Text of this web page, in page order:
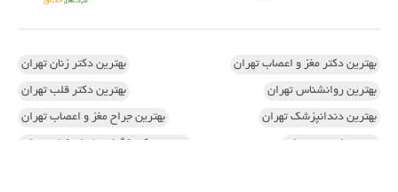
بهترین دکتر مغز و اعصاب تهران بهترین دکتر زنان تهران
بهترین روانشناس تهران بهترین دکتر قلب تهران
بهترین دندانپزشک تهران بهترین جراح مغز و اعصاب تهران
بهترین ارتوپد تهران بهترین دکتر زگیل تناسلی زنان تهران